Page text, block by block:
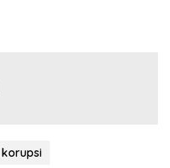
korupsi